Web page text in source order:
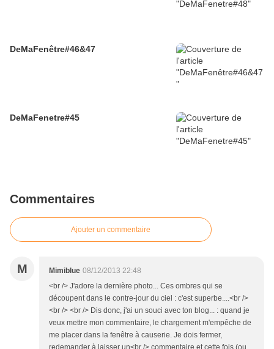
DeMaFenêtre#46&47
DeMaFenetre#45
Commentaires
Ajouter un commentaire
M Mimiblue 08/12/2013 22:48
<br /> J'adore la dernière photo... Ces ombres qui se
découpent dans le contre-jour du ciel : c'est superbe....<br />
<br /> <br /> Dis donc, j'ai un souci avec ton blog... : quand je
veux mettre mon commentaire, le chargement m'empêche de
me placer dans la fenêtre à causerie. Je dois fermer,
redemander à laisser un<br /> commentaire et cette fois (ou